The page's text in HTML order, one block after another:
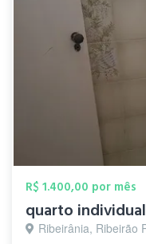
R$ 1.400,00 por mês
quarto
Ribeirânia, Ribeirão